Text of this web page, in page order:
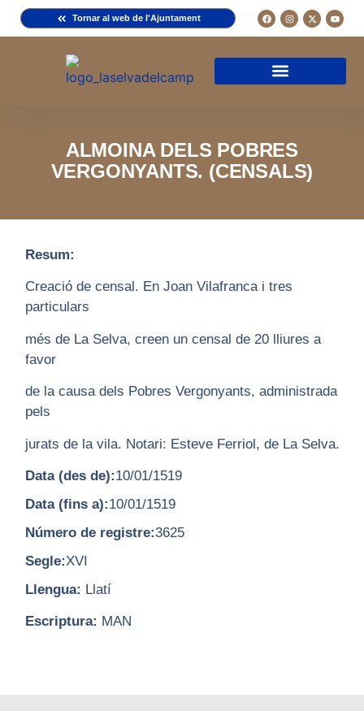
Tornar al web de l'Ajuntament
ALMOINA DELS POBRES
VERGONYANTS. (CENSALS)
Resum:
Creació de censal. En Joan Vilafranca i tres
particulars
més de La Selva, creen un censal de 20 lliures a
favor
de la causa dels Pobres Vergonyants, administrada
pels
jurats de la vila. Notari: Esteve Ferriol, de La Selva.
Data (des de):10/01/1519
Data (fins a):10/01/1519
Número de registre:3625
Segle:XVI
Llengua: Llatí
Escriptura: MAN